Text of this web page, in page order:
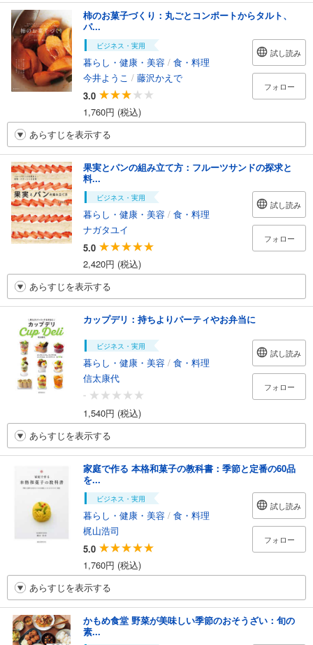
柿のお菓子づくり：丸ごとコンポートからタルト、
パ...
ビジネス・実用
暮らし・健康・美容 / 食・料理
今井ようこ / 藤沢かえで
3.0
1,760円 (税込)
試し読み
フォロー
あらすじを表示する
果実とパンの組み立て方：フルーツサンドの探求と
料...
ビジネス・実用
暮らし・健康・美容 / 食・料理
ナガタユイ
5.0
2,420円 (税込)
試し読み
フォロー
あらすじを表示する
カップデリ：持ちよりパーティやお弁当に
ビジネス・実用
暮らし・健康・美容 / 食・料理
信太康代
-
1,540円 (税込)
試し読み
フォロー
あらすじを表示する
家庭で作る 本格和菓子の教科書：季節と定番の60品
を...
ビジネス・実用
暮らし・健康・美容 / 食・料理
梶山浩司
5.0
1,760円 (税込)
試し読み
フォロー
あらすじを表示する
かもめ食堂 野菜が美味しい季節のおそうざい：旬の
素...